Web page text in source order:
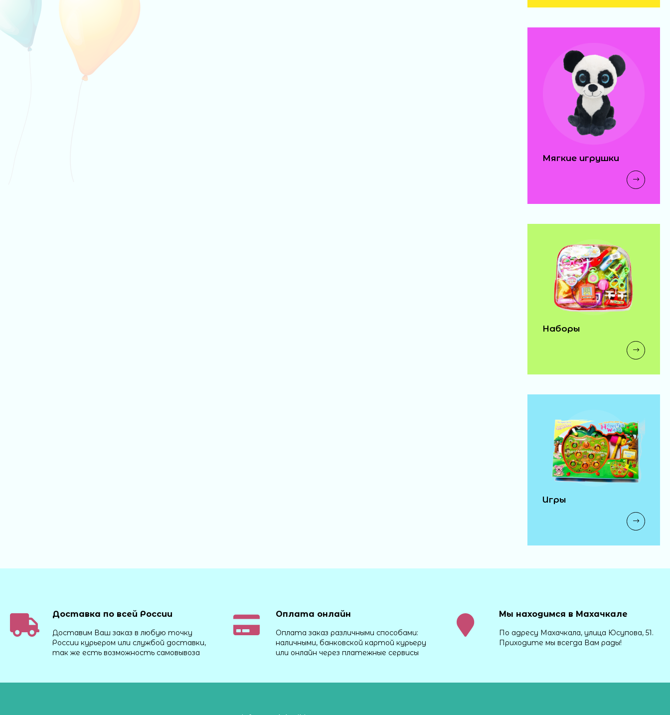
Мягкие игрушки
Наборы
Игры
Доставка по всей России
Доставим Ваш заказ в любую точку
России курьером или службой доставки,
так же есть возможность самовывоза
Оплата онлайн
Оплата заказ различными способами:
наличными, банковской картой курьеру
или онлайн через платежные сервисы
Мы находимся в Махачкале
По адресу Махачкала, улица Юсупова, 51.
Приходите мы всегда Вам рады!